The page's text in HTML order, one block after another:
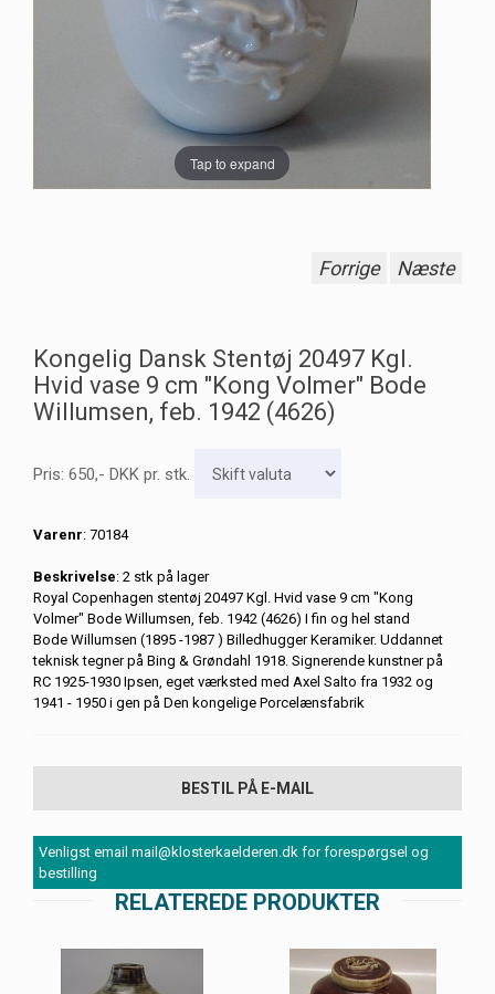
Tap to expand
Forrige Næste
Kongelig Dansk Stentøj 20497 Kgl.
Hvid vase 9 cm "Kong Volmer" Bode
Willumsen, feb. 1942 (4626)
Pris: 650,- DKK pr. stk.
Varenr: 70184
Beskrivelse: 2 stk på lager
Royal Copenhagen stentøj 20497 Kgl. Hvid vase 9 cm "Kong
Volmer" Bode Willumsen, feb. 1942 (4626) I fin og hel stand
Bode Willumsen (1895 -1987 ) Billedhugger Keramiker. Uddannet
teknisk tegner på Bing & Grøndahl 1918. Signerende kunstner på
RC 1925-1930 Ipsen, eget værksted med Axel Salto fra 1932 og
1941 - 1950 i gen på Den kongelige Porcelænsfabrik
BESTIL PÅ E-MAIL
Venligst email mail@klosterkaelderen.dk for forespørgsel og
bestilling
RELATEREDE PRODUKTER